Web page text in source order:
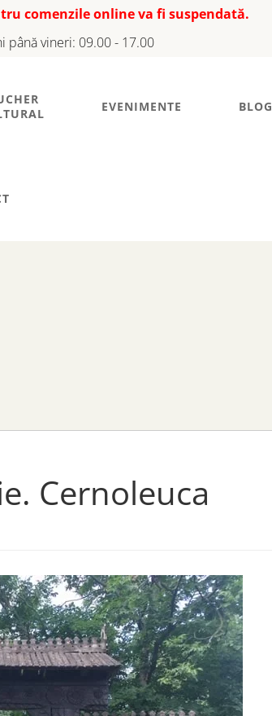
comenzile online va fi suspendată.
până vineri: 09.00 - 17.00
EVENIMENTE BLOG
Cernoleuca